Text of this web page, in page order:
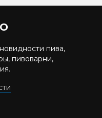
пива,
пивоварни,